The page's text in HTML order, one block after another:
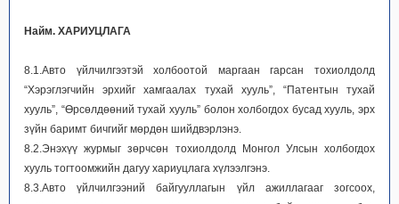
Найм. ХАРИУЦЛАГА
8.1.Авто үйлчилгээтэй холбоотой маргаан гарсан тохиолдолд
“Хэрэглэгчийн эрхийг хамгаалах тухай хууль”, “Патентын тухай
хууль”, “Өрсөлдөөний тухай хууль” болон холбогдох бусад хууль, эрх
зүйн баримт бичгийг мөрдөн шийдвэрлэнэ.
8.2.Энэхүү журмыг зөрчсөн тохиолдолд Монгол Улсын холбогдох
хууль тогтоомжийн дагуу хариуцлага хүлээлгэнэ.
8.3.Авто үйлчилгээний байгууллагын үйл ажиллагааг зогсоох,